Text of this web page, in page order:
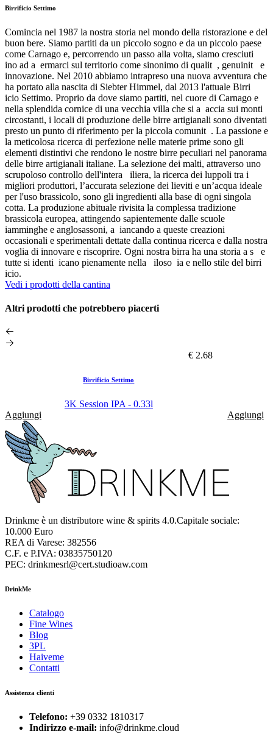
Birrificio Settimo
Comincia nel 1987 la nostra storia nel mondo della ristorazione e del
buon bere. Siamo partiti da un piccolo sogno e da un piccolo paese
come Carnago e, percorrendo un passo alla volta, siamo cresciuti
ino ad a ermarci sul territorio come sinonimo di qualit , genuinit e
innovazione. Nel 2010 abbiamo intrapreso una nuova avventura che
ha portato alla nascita di Siebter Himmel, dal 2013 l'attuale Birri
icio Settimo. Proprio da dove siamo partiti, nel cuore di Carnago e
nella splendida cornice di una vecchia villa che si a accia sui monti
circostanti, i locali di produzione delle birre artigianali sono diventati
presto un punto di riferimento per la piccola comunit . La passione e
la meticolosa ricerca di perfezione nelle materie prime sono gli
elementi distintivi che rendono le nostre birre peculiari nel panorama
delle birre artigianali italiane. La selezione dei malti, attraverso uno
scrupoloso controllo dell'intera iliera, la ricerca dei luppoli tra i
migliori produttori, l’accurata selezione dei lieviti e un’acqua ideale
per l'uso brassicolo, sono gli ingredienti alla base di ogni singola
cotta. La produzione abituale rivisita la complessa tradizione
brassicola europea, attingendo sapientemente dalle scuole
iamminghe e anglosassoni, a iancando a queste creazioni
occasionali e sperimentali dettate dalla continua ricerca e dalla nostra
voglia di innovare e riscoprire. Ogni nostra birra ha una storia a s e
tutte si identi icano pienamente nella iloso ia e nello stile del birri
icio.
Vedi i prodotti della cantina
Altri prodotti che potrebbero piacerti
€ 2.68
Birrificio Settimo
3K Session IPA - 0.33l
Aggiungi
Aggiungi
Drinkme è un distributore wine & spirits 4.0.Capitale sociale:
10.000 Euro
REA di Varese: 382556
C.F. e P.IVA: 03835750120
PEC: drinkmesrl@cert.studioaw.com
DrinkMe
Catalogo
Fine Wines
Blog
3PL
Haiveme
Contatti
Assistenza clienti
Telefono: +39 0332 1810317
Indirizzo e-mail: info@drinkme.cloud